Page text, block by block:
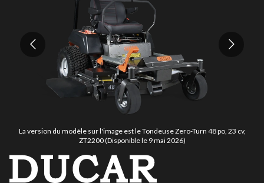
La version du modèle sur l'image est le Tondeuse Zero-Turn 48 po, 23 cv,
ZT2200 (Disponible le 9 mai 2026)